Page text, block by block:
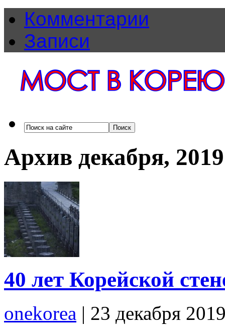
Комментарии
Записи
Архив декабря, 2019
40 лет Корейской
onekorea | 23 декабря